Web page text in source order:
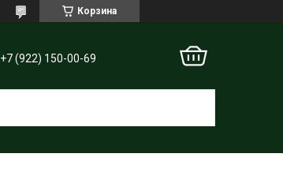
Корзина
+7 (922) 150-00-69